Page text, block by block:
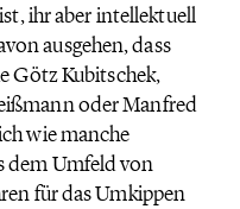
ihr aber intellektuell
ausgehen, dass
Götz Kubitschek,
oder Manfred
wie manche
dem Umfeld von
für das Umkippen